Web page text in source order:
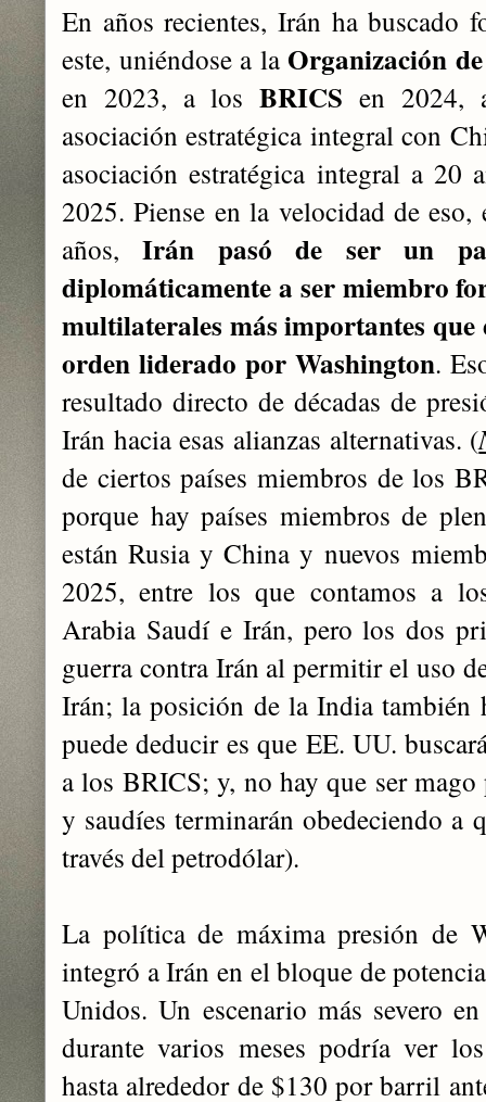
En años recientes, Irán ha buscado
este, uniéndose a laOrganización
en 2023, a losBRICS en 2024,
asociación estratégica integral con
asociación estratégica integral a 20
2025. Piense en la velocidad de eso,
años,Irán pasó de ser un
diplomáticamente a ser miembro
multilaterales más importantes
orden liderado por Washington.
resultado directo de décadas de
Irán hacia esas alianzas alternativas. (
de ciertos países miembros de los
porque hay países miembros de
están Rusia y China y nuevos
2025, entre los que contamos a
Arabia Saudí e Irán, pero los dos
guerra contra Irán al permitir el uso
Irán; la posición de la India también
puede deducir es que EE. UU.
a los BRICS; y, no hay que ser
y saudíes terminarán obedeciendo a
través del petrodólar).
La política de máxima presión de
integró a Irán en el bloque de
Unidos. Un escenario más severo
durante varios meses podría ver
hasta alrededor de $130 por barril